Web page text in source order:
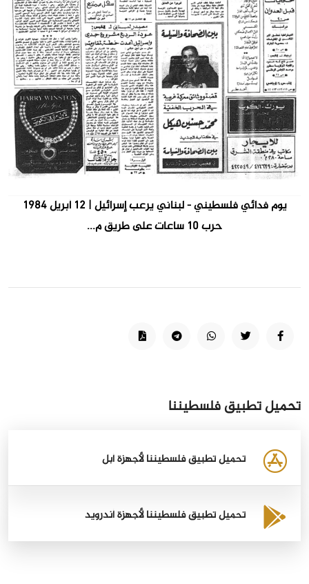
يوم فدائي فلسطيني - لبناني يرعب إسرائيل | ١٢ أبريل ١٩٨٤
حرب ١٠ ساعات على طريق م...
تحميل تطبيق فلسطيننا
تحميل تطبيق فلسطيننا لأجهزة أبل
تحميل تطبيق فلسطيننا لأجهزة أندرويد